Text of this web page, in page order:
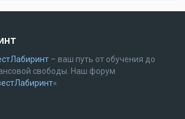
– ваш путь от обучения до
свободы. Наш форум
«